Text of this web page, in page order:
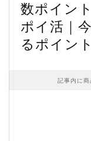
数ポイン
ポイ活｜
るポイン
記事内に